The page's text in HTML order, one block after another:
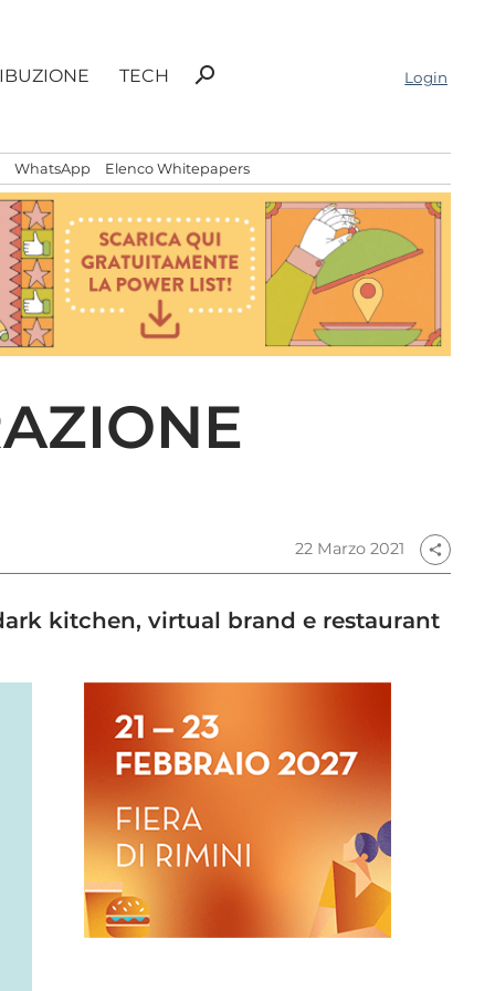
TECH
Ricerca
search Login
WhatsApp Elenco Whitepapers
22 Marzo 2021 share
kitchen, virtual brand e restaurant